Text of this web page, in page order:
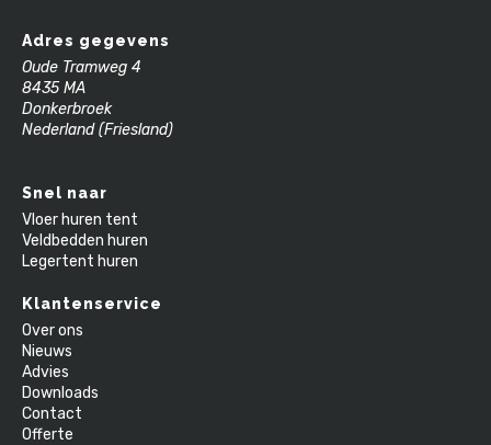
Adres gegevens
Oude Tramweg 4
8435 MA
Donkerbroek
Nederland (Friesland)
Snel naar
Vloer huren tent
Veldbedden huren
Legertent huren
Klantenservice
Over ons
Nieuws
Advies
Downloads
Contact
Offerte